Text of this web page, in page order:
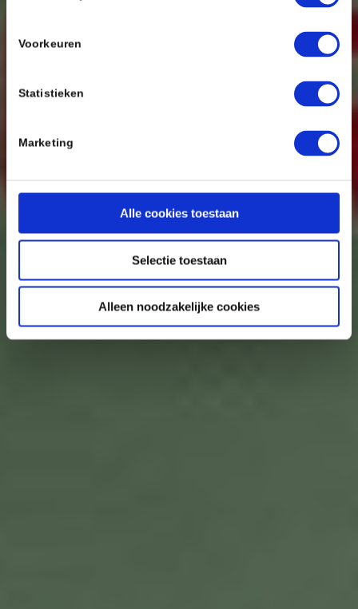
Voorkeuren
Statistieken
Marketing
Alle cookies toestaan
Selectie toestaan
Alleen noodzakelijke cookies